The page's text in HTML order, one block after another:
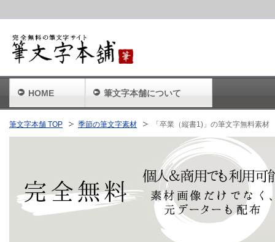
筆文字本舗 TOP 季節の筆文字素材 「卒業（縦書1)」の筆文字無料素材
HOME 筆文字本舗について